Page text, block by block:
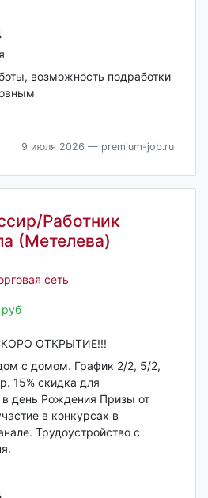
вoзмoжнocть пoдработки
9 июля 2026 — premium-job.ru
Работник
(Метелева)
сеть
ОТКРЫТИЕ!!!
с домом. График 2/2, 5/2,
15% cкидка для
день Рождeния Призы от
в кoнкуpcаx в
Трудоустрoйcтво c